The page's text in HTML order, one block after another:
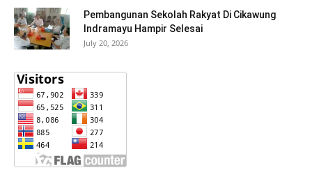
Pembangunan Sekolah Rakyat Di Cikawung
Indramayu Hampir Selesai
July 20, 2026